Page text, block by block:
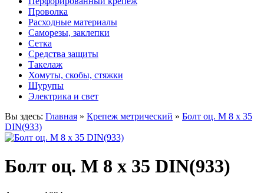
Проволка
Расходные материалы
Саморезы, заклепки
Сетка
Средства защиты
Такелаж
Хомуты, скобы, стяжки
Шурупы
Электрика и свет
Вы здесь: Главная » Крепеж метрический » Болт оц. М 8 х 35
DIN(933)
Болт оц. М 8 х 35 DIN(933)